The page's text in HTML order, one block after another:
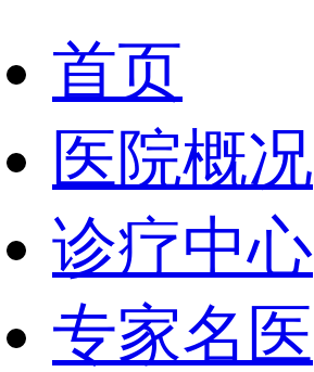
首页
医院概况
诊疗中心
专家名医